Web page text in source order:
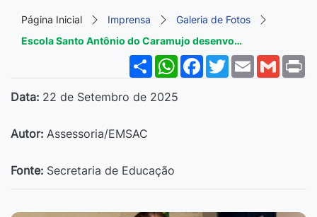
Página Inicial Imprensa
Galeria de Fotos
Escola Santo Antônio do Caramujo desenvo…
ShareWhatsApp
Facebook
Twitter
EmailGmail
Data: 22 de Setembro de 2025
Autor: Assessoria/EMSAC
Fonte: Secretaria de Educação